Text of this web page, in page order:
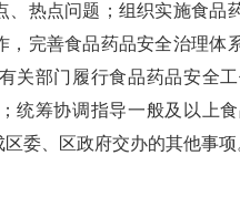
、热点问题；组织实施食品
，完善食品药品安全治理体
关部门履行食品药品安全
统筹协调指导一般及以上
委、区政府交办的其他事项